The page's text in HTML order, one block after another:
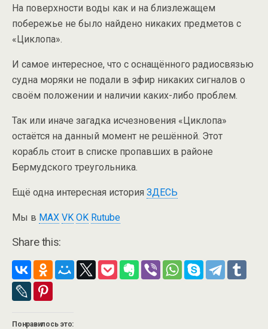
На поверхности воды как и на близлежащем
побережье не было найдено никаких предметов с
«Циклопа».
И самое интересное, что с оснащённого радиосвязью
судна моряки не подали в эфир никаких сигналов о
своём положении и наличии каких-либо проблем.
Так или иначе загадка исчезновения «Циклопа»
остаётся на данный момент не решённой. Этот
корабль стоит в списке пропавших в районе
Бермудского треугольника.
Ещё одна интересная история ЗДЕСЬ
Мы в MAX VK OK Rutube
Share this:
Понравилось это: